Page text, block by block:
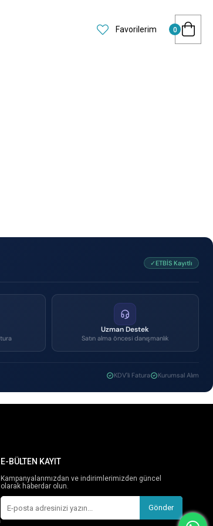
Favorilerim 0
✓ETBİS Kayıtlı
Uzman Destek
Satın alma öncesi danışmanlık
KDV'li Fatura Kurumsal Alım
E-BÜLTEN KAYIT
Kampanyalarımızdan ve indirimlerimizden güncel
olarak haberdar olun.
Gönder